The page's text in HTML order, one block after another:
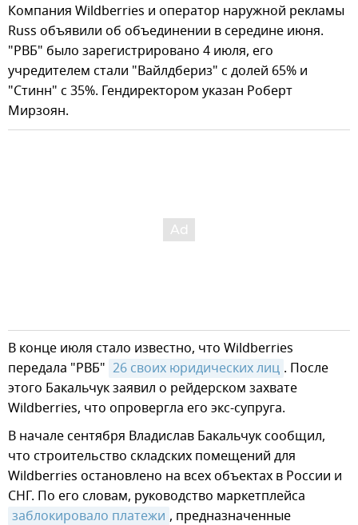
Компания Wildberries и оператор наружной рекламы
Russ объявили об объединении в середине июня.
"РВБ" было зарегистрировано 4 июля, его
учредителем стали "Вайлдбериз" с долей 65% и
"Стинн" с 35%. Гендиректором указан Роберт
Мирзоян.
В конце июля стало известно, что Wildberries
передала "РВБ" 26 своих юридических лиц . После
этого Бакальчук заявил о рейдерском захвате
Wildberries, что опровергла его экс-супруга.
В начале сентября Владислав Бакальчук сообщил,
что строительство складских помещений для
Wildberries остановлено на всех объектах в России и
СНГ. По его словам, руководство маркетплейса
заблокировало платежи , предназначенные